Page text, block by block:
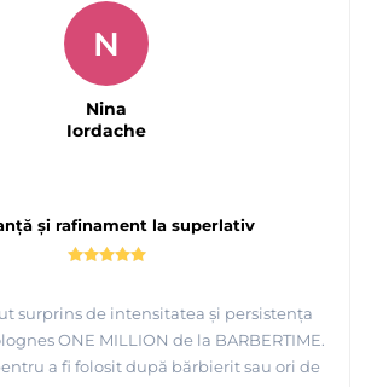
și rafinament la superlativ
surprins de intensitatea și persistența
ONE MILLION de la BARBERTIME.
a fi folosit după bărbierit sau ori de
N
Nina
Iordache